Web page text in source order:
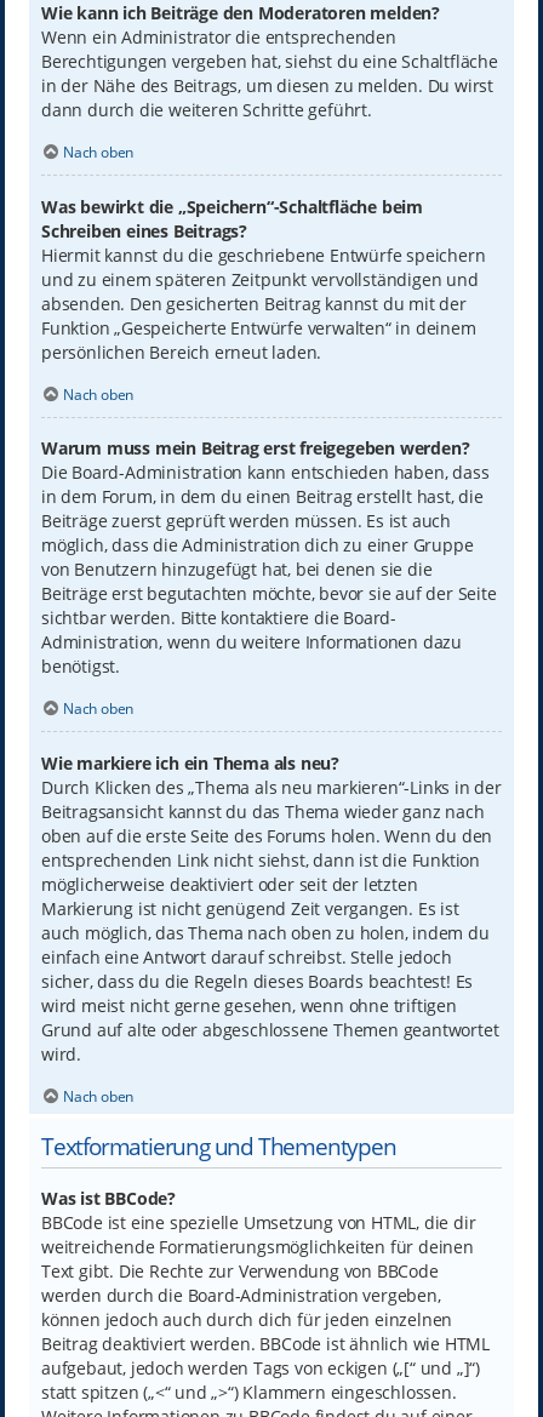
Wie kann ich Beiträge den Moderatoren melden?
Wenn ein Administrator die entsprechenden
Berechtigungen vergeben hat, siehst du eine Schaltfläche
in der Nähe des Beitrags, um diesen zu melden. Du wirst
dann durch die weiteren Schritte geführt.
Nach oben
Was bewirkt die „Speichern“-Schaltfläche beim
Schreiben eines Beitrags?
Hiermit kannst du die geschriebene Entwürfe speichern
und zu einem späteren Zeitpunkt vervollständigen und
absenden. Den gesicherten Beitrag kannst du mit der
Funktion „Gespeicherte Entwürfe verwalten“ in deinem
persönlichen Bereich erneut laden.
Nach oben
Warum muss mein Beitrag erst freigegeben werden?
Die Board-Administration kann entschieden haben, dass
in dem Forum, in dem du einen Beitrag erstellt hast, die
Beiträge zuerst geprüft werden müssen. Es ist auch
möglich, dass die Administration dich zu einer Gruppe
von Benutzern hinzugefügt hat, bei denen sie die
Beiträge erst begutachten möchte, bevor sie auf der Seite
sichtbar werden. Bitte kontaktiere die Board-
Administration, wenn du weitere Informationen dazu
benötigst.
Nach oben
Wie markiere ich ein Thema als neu?
Durch Klicken des „Thema als neu markieren“-Links in der
Beitragsansicht kannst du das Thema wieder ganz nach
oben auf die erste Seite des Forums holen. Wenn du den
entsprechenden Link nicht siehst, dann ist die Funktion
möglicherweise deaktiviert oder seit der letzten
Markierung ist nicht genügend Zeit vergangen. Es ist
auch möglich, das Thema nach oben zu holen, indem du
einfach eine Antwort darauf schreibst. Stelle jedoch
sicher, dass du die Regeln dieses Boards beachtest! Es
wird meist nicht gerne gesehen, wenn ohne triftigen
Grund auf alte oder abgeschlossene Themen geantwortet
wird.
Nach oben
Textformatierung und Thementypen
Was ist BBCode?
BBCode ist eine spezielle Umsetzung von HTML, die dir
weitreichende Formatierungsmöglichkeiten für deinen
Text gibt. Die Rechte zur Verwendung von BBCode
werden durch die Board-Administration vergeben,
können jedoch auch durch dich für jeden einzelnen
Beitrag deaktiviert werden. BBCode ist ähnlich wie HTML
aufgebaut, jedoch werden Tags von eckigen („[“ und „]“)
statt spitzen („<“ und „>“) Klammern eingeschlossen.